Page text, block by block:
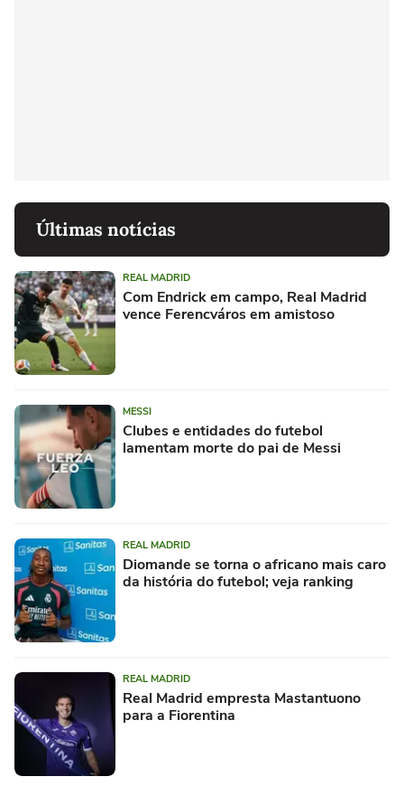
Últimas notícias
REAL MADRID
Com Endrick em campo, Real Madrid
vence Ferencváros em amistoso
MESSI
Clubes e entidades do futebol
lamentam morte do pai de Messi
REAL MADRID
Diomande se torna o africano mais caro
da história do futebol; veja ranking
REAL MADRID
Real Madrid empresta Mastantuono
para a Fiorentina